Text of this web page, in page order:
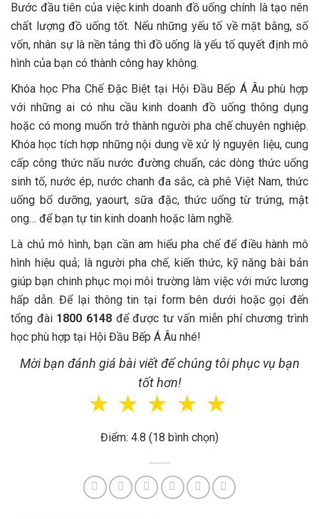
Bước đầu tiên của việc kinh doanh đồ uống chính là tạo nên
chất lượng đồ uống tốt. Nếu những yếu tố về mặt bằng, số
vốn, nhân sự là nền tảng thì đồ uống là yếu tố quyết định mô
hình của bạn có thành công hay không.
Khóa học Pha Chế Đặc Biệt tại Hội Đầu Bếp Á Âu phù hợp
với những ai có nhu cầu kinh doanh đồ uống thông dụng
hoặc có mong muốn trở thành người pha chế chuyên nghiệp.
Khóa học tích hợp những nội dung về xử lý nguyên liệu, cung
cấp công thức nấu nước đường chuẩn, các dòng thức uống
sinh tố, nước ép, nước chanh đa sắc, cà phê Việt Nam, thức
uống bổ dưỡng, yaourt, sữa đặc, thức uống từ trứng, mật
ong… để bạn tự tin kinh doanh hoặc làm nghề.
Là chủ mô hình, bạn cần am hiểu pha chế để điều hành mô
hình hiệu quả; là người pha chế, kiến thức, kỹ năng bài bản
giúp bạn chinh phục mọi môi trường làm việc với mức lương
hấp dẫn. Để lại thông tin tại form bên dưới hoặc gọi đến
tổng đài 1800 6148để được tư vấn miễn phí chương trình
học phù hợp tại Hội Đầu Bếp Á Âu nhé!
Mời bạn đánh giá bài viết để chúng tôi phục vụ bạn
tốt hơn!
☆
☆
☆
☆
☆
Điểm: 4.8 (18 bình chọn)